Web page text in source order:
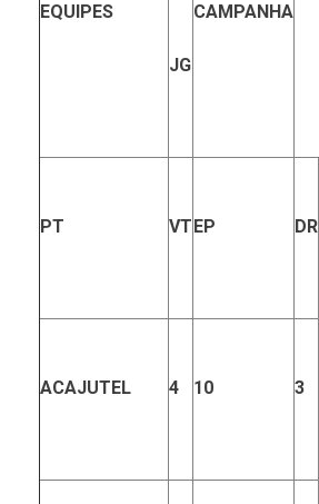
EQUIPES
JG
CAMPANHA
PT VT EP DR
ACAJUTEL 4 10 3